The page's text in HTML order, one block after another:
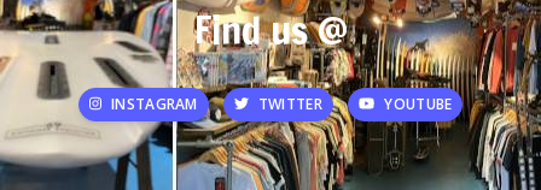
Find us @
INSTAGRAM TWITTER YOUTUBE